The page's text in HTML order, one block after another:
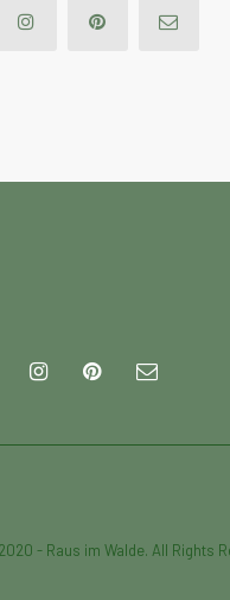
- Raus im Walde. All Rights